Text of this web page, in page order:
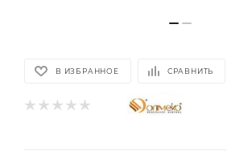
В ИЗБРАННОЕ СРАВНИТЬ